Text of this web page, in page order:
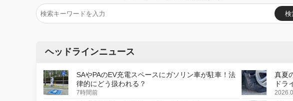
検
ヘッドラインニュース
SAやPAのEV充電スペースにガソリン車が駐車！法
律的にどう扱われる？
7時間前
真夏
ドラ